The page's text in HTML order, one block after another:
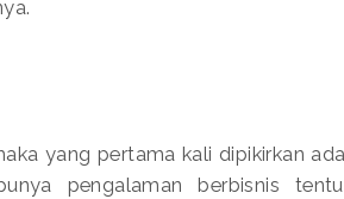
yang pertama kali dipikirkan
pengalaman berbisnis